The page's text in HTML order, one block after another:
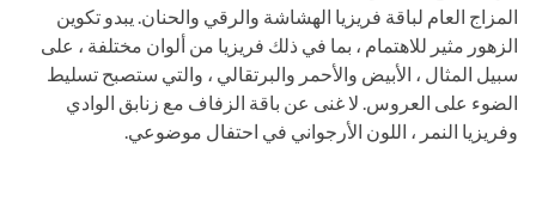
المزاج العام لباقة فريزيا الهشاشة والرقي والحنان. يبدو تكوين
الزهور مثير للاهتمام ، بما في ذلك فريزيا من ألوان مختلفة ، على
سبيل المثال ، الأبيض والأحمر والبرتقالي ، والتي ستصبح تسليط
الضوء على العروس. لا غنى عن باقة الزفاف مع زنابق الوادي
وفريزيا النمر ، اللون الأرجواني في احتفال موضوعي.